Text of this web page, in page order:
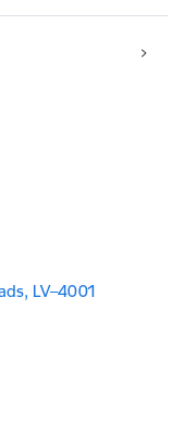
LV–4001